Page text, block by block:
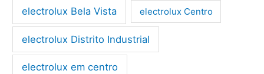
electrolux Bela Vista electrolux Centro
electrolux Distrito Industrial
electrolux em centro